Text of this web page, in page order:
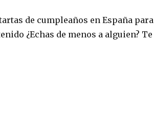
de cumpleaños en España para
¿Echas de menos a alguien? Te